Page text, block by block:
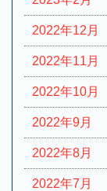
2022年12月
2022年11月
2022年10月
2022年9月
2022年8月
2022年7月